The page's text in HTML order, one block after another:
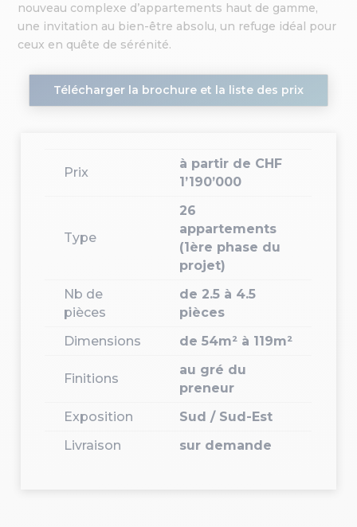
nouveau complexe d’appartements haut de gamme,
une invitation au bien-être absolu, un refuge idéal pour
ceux en quête de sérénité.
Télécharger la brochure et la liste des prix
Prix
à partir de CHF
1’190’000
Type
26
appartements
(1ère phase du
projet)
Nb de
pièces
de 2.5 à 4.5
pièces
Dimensions
de 54m² à 119m²
Finitions
au gré du
preneur
Exposition
Sud / Sud-Est
Livraison
sur demande